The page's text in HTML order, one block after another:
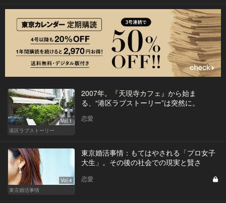
Vol.1
港区ラブストーリー
2007年。『天現寺カフェ』から始ま
る、“港区ラブストーリー”は突然に。
恋愛
Vol.4
東京婚活事情
東京婚活事情：もてはやされる「プロ女子
大生」。その後の社会での現実と賢さ
恋愛